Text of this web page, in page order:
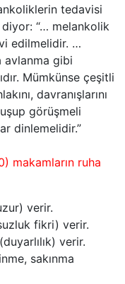
tedavisi
diyor: “… melankolik
edilmelidir. …
avlanma gibi
Mümkünse çeşitli
davranışlarını
görüşmeli
dinlemelidir.”
makamların ruha
verir.
fikri) verir.
verir.
sakınma